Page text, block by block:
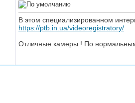
В этом специализированном
https://ptb.in.ua/videoregistratory/
Отличные камеры ! По